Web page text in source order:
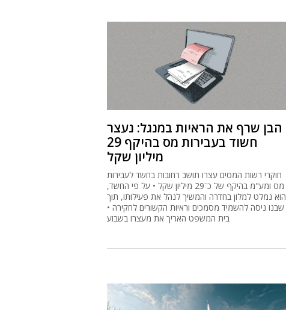
הבן שרף את הראיות במנגל: נעצר
חשוד בעבירות מס בהיקף 29
מיליון שקל
חוקרי רשות המסים עצרו תושב רחובות בחשד לעבירות
מס ומע"מ בהיקף של כ־29 מיליון שקל • על פי החשד,
הוא נמלט למלון בחדרה והמשיך לנהל את פעילותו, תוך
שבנו ניסה להשמיד מסמכים וראיות הקשורים לחקירה •
בית המשפט האריך את מעצרו בשבוע